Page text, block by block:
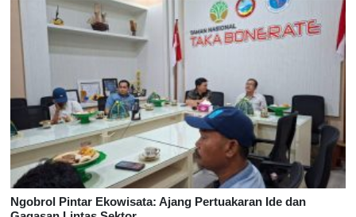
Ngobrol Pintar Ekowisata: Ajang Pertuakaran Ide dan